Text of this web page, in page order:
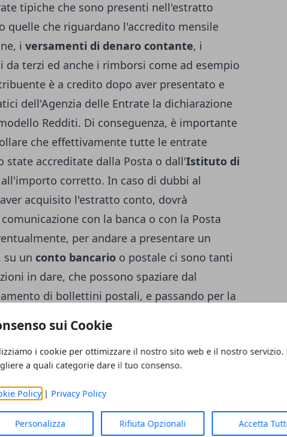
sui Cookie
i cookie per ottimizzare il nostro sito web e il nostro servizio.
a quali categorie dare il tuo consenso.
Policy| Privacy Policy
Personalizza Rifiuta Opzionali Accetta
tipiche che sono presenti nell'estratto
quelle che riguardano l'accredito mensile
i versamenti di denaro contante, i
terzi ed anche i rimborsi come ad esempio
è a credito dopo aver presentato e
dell'Agenzia delle Entrate la dichiarazione
Redditi. Di conseguenza, è importante
che effettivamente tutte le entrate
state accreditate dalla Posta o dall'Istituto di
corretto. In caso di dubbi al
acquisito l'estratto conto, dovrà
con la banca o con la Posta
per andare a presentare un
su un conto bancario o postale ci sono tanti
in dare, che possono spaziare dal
di bollettini postali, e passando per la
di multe e abbonamenti Tv, ma anche le
prelevate dalla banca per la tenuta del
Rai e l'addebito, se previsto, dell'imposta di
o postale, attenzione a non andare in